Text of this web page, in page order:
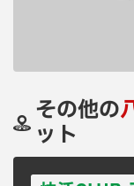
その他の
ット